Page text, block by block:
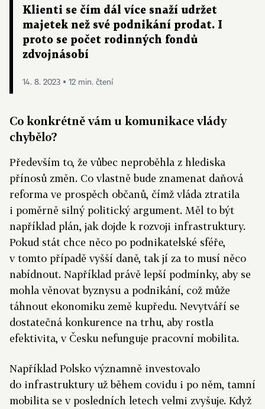
Klienti se čím dál více snaží udržet
majetek než své podnikání prodat. I
proto se počet rodinných fondů
zdvojnásobí
14. 8. 2023 ▪ 12 min. čtení
Co konkrétně vám u komunikace vlády
chybělo?
Především to, že vůbec neproběhla z hlediska
přínosů změn. Co vlastně bude znamenat daňová
reforma ve prospěch občanů, čímž vláda ztratila
i poměrně silný politický argument. Měl to být
například plán, jak dojde k rozvoji infrastruktury.
Pokud stát chce něco po podnikatelské sféře,
v tomto případě vyšší daně, tak jí za to musí něco
nabídnout. Například právě lepší podmínky, aby se
mohla věnovat byznysu a podnikání, což může
táhnout ekonomiku země kupředu. Nevytváří se
dostatečná konkurence na trhu, aby rostla
efektivita, v Česku nefunguje pracovní mobilita.
Například Polsko významně investovalo
do infrastruktury už během covidu i po něm, tamní
mobilita se v posledních letech velmi zvyšuje. Když